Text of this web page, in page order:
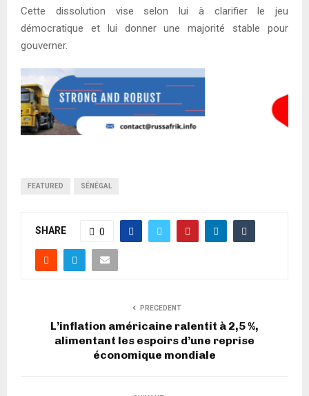
Cette dissolution vise selon lui à clarifier le jeu
démocratique et lui donner une majorité stable pour
gouverner.
FEATURED SÉNÉGAL
SHARE 0
PRECEDENT
L’inflation américaine ralentit à 2,5 %,
alimentant les espoirs d’une reprise
économique mondiale